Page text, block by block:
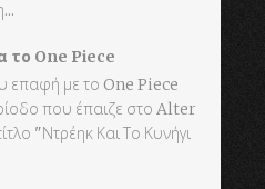
το One Piece
επαφή με το One Piece
που έπαιζε στο Alter
"Ντρέηκ Και Το Κυνήγι